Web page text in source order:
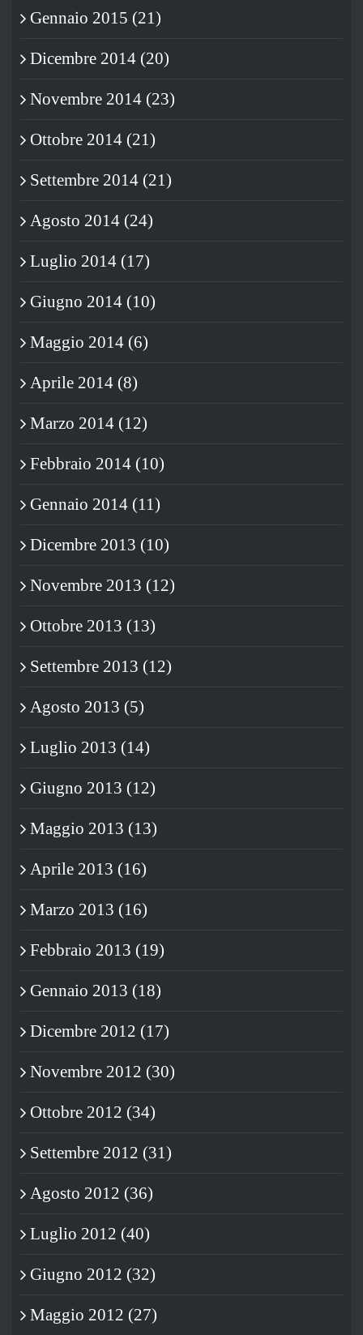
Gennaio 2015 (21)
Dicembre 2014 (20)
Novembre 2014 (23)
Ottobre 2014 (21)
Settembre 2014 (21)
Agosto 2014 (24)
Luglio 2014 (17)
Giugno 2014 (10)
Maggio 2014 (6)
Aprile 2014 (8)
Marzo 2014 (12)
Febbraio 2014 (10)
Gennaio 2014 (11)
Dicembre 2013 (10)
Novembre 2013 (12)
Ottobre 2013 (13)
Settembre 2013 (12)
Agosto 2013 (5)
Luglio 2013 (14)
Giugno 2013 (12)
Maggio 2013 (13)
Aprile 2013 (16)
Marzo 2013 (16)
Febbraio 2013 (19)
Gennaio 2013 (18)
Dicembre 2012 (17)
Novembre 2012 (30)
Ottobre 2012 (34)
Settembre 2012 (31)
Agosto 2012 (36)
Luglio 2012 (40)
Giugno 2012 (32)
Maggio 2012 (27)